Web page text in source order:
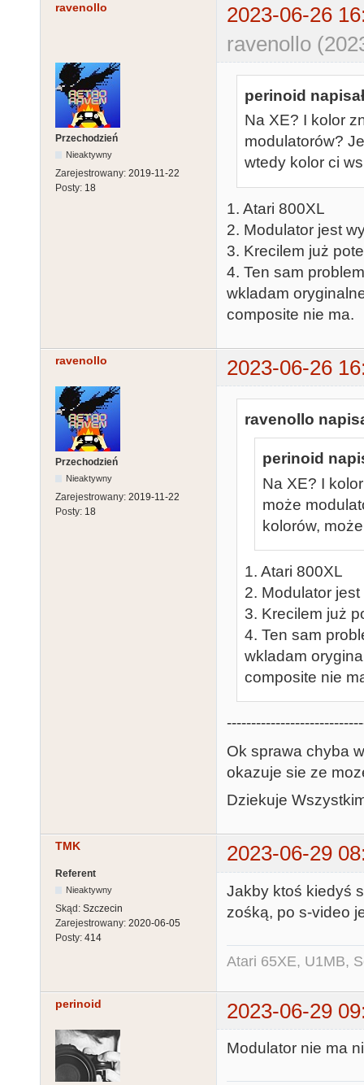
ravenollo
2023-06-26
ravenollo
Przechodzień
Nieaktywny
Zarejestrowany: 2019-11-22
Posty: 18
perinoid
Na XE? I kolor
modulatorów?
wtedy kolor ci
1. Atari 800XL
2. Modulator jest
3. Krecilem już
4. Ten sam
wkladam
composite nie ma.
ravenollo 2023-06-26
Przechodzień
Nieaktywny
Zarejestrowany: 2019-11-22
Posty: 18
ravenollo
perinoid
Na XE? I
może
kolorów,
1. Atari 800XL
2. Modulator
3. Krecilem już
4. Ten sam
wkladam
composite nie
Ok sprawa chyba
okazuje sie ze
Dziekuje
TMK 2023-06-29
Referent
Nieaktywny
Skąd: Szczecin
Zarejestrowany: 2020-06-05
Posty: 414
Jakby ktoś kiedyś
zośką, po s-video
Atari 65XE, U1MB,
perinoid 2023-06-29
Modulator nie ma